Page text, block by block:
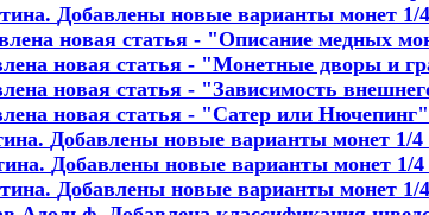
Добавлены новые варианты монет 1/4
новая статья - "Описание медных
новая статья - "Монетные дворы и
новая статья - "Зависимость
новая статья - "Сатер или Нючепинг"
Добавлены новые варианты монет 1/4
Добавлены новые варианты монет 1/4
Добавлены новые варианты монет 1/